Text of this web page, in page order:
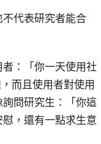
代表研究者能合
：「你一天使用社
而且使用者對使用
問研究生：「你這
，還有一點求生意